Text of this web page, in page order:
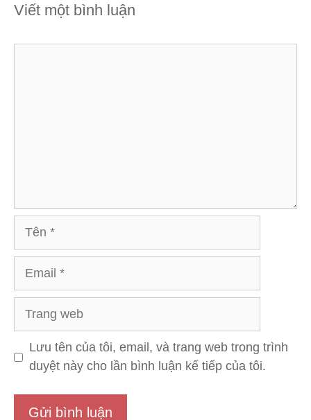
Viết một bình luận
Lưu tên của tôi, email, và trang web trong trình
duyệt này cho lần bình luận kế tiếp của tôi.